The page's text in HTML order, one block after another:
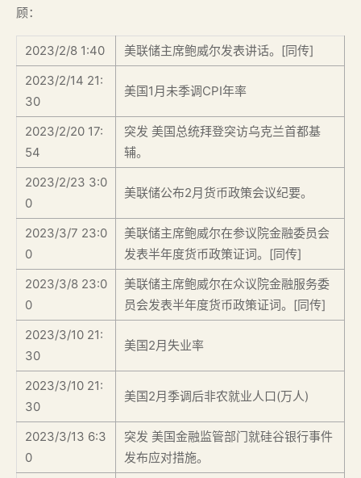
顾：
2023/2/8 1:40
美联储主席鲍威尔发表讲话。[同传]
2023/2/14 21:
30
美国1月未季调CPI年率
2023/2/20 17:
54
突发 美国总统拜登突访乌克兰首都基
辅。
2023/2/23 3:0
0
美联储公布2月货币政策会议纪要。
2023/3/7 23:0
0
美联储主席鲍威尔在参议院金融委员会
发表半年度货币政策证词。[同传]
2023/3/8 23:0
0
美联储主席鲍威尔在众议院金融服务委
员会发表半年度货币政策证词。[同传]
2023/3/10 21:
30
美国2月失业率
2023/3/10 21:
30
美国2月季调后非农就业人口(万人)
2023/3/13 6:3
0
突发 美国金融监管部门就硅谷银行事件
发布应对措施。